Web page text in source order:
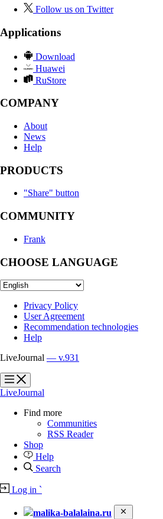
Follow us on Twitter
Applications
Download
Huawei
RuStore
COMPANY
About
News
Help
PRODUCTS
"Share" button
COMMUNITY
Frank
CHOOSE LANGUAGE
Privacy Policy
User Agreement
Recommendation technologies
Help
LiveJournal — v.931
?
?
LiveJournal
Find more
Communities
RSS Reader
Shop
Help
Search
Log in `
malika-balalaina.ru